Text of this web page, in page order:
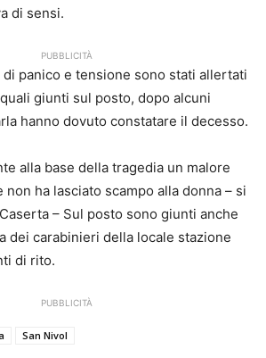
di sensi.
PUBBLICITÀ
panico e tensione sono stati allertati
giunti sul posto, dopo alcuni
hanno dovuto constatare il decesso.
alla base della tragedia un malore
ha lasciato scampo alla donna – si
– Sul posto sono giunti anche
dei carabinieri della locale stazione
di rito.
PUBBLICITÀ
San Nivol